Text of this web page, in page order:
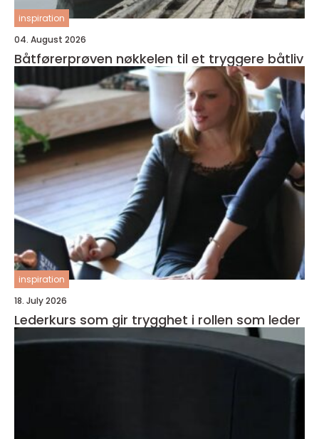
inspiration
04. August 2026
Båtførerprøven nøkkelen til et tryggere båtliv
inspiration
18. July 2026
Lederkurs som gir trygghet i rollen som leder